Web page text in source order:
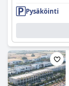
Pysäköinti